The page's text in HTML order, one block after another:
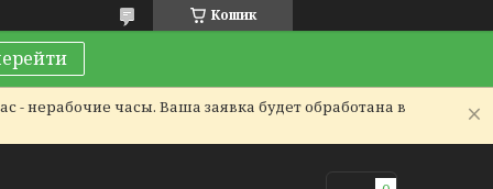
Кошик
- нерабочие часы. Ваша заявка будет обработана в